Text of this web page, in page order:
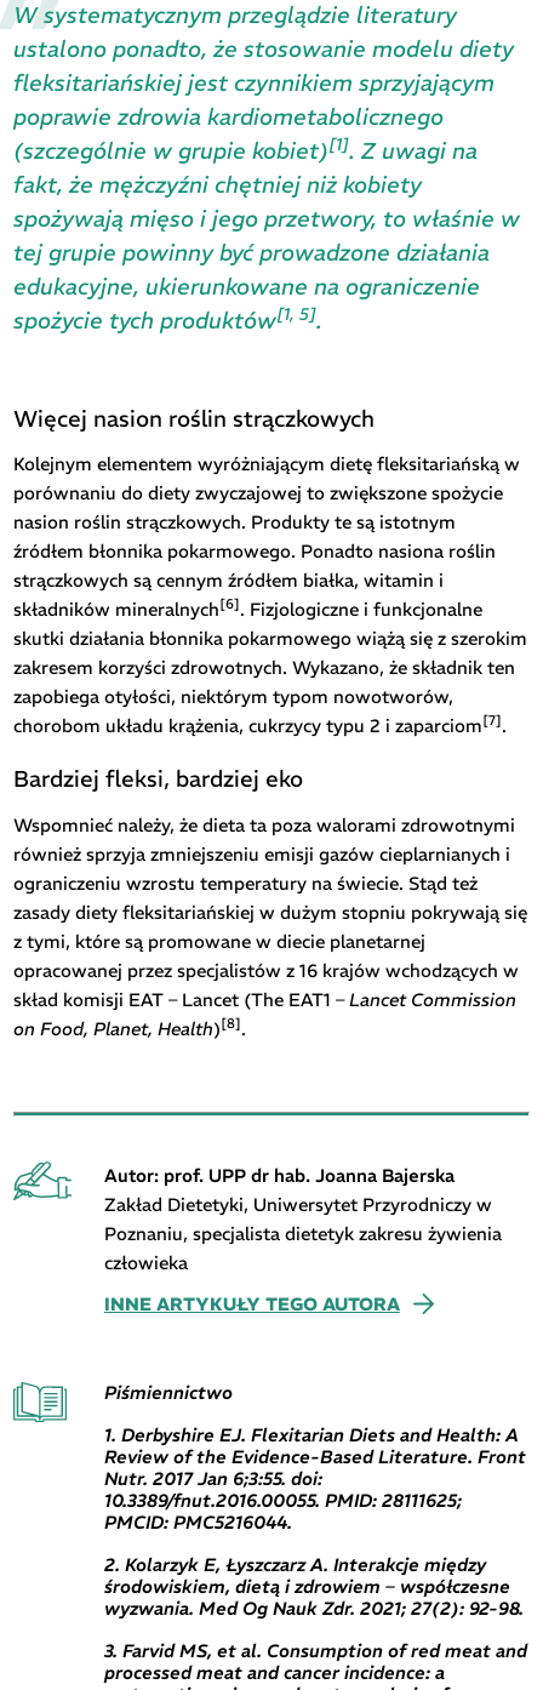
W systematycznym przeglądzie literatury
ustalono ponadto, że stosowanie modelu diety
fleksitariańskiej jest czynnikiem sprzyjającym
poprawie zdrowia kardiometabolicznego
(szczególnie w grupie kobiet)[1]. Z uwagi na
fakt, że mężczyźni chętniej niż kobiety
spożywają mięso i jego przetwory, to właśnie w
tej grupie powinny być prowadzone działania
edukacyjne, ukierunkowane na ograniczenie
spożycie tych produktów[1, 5].
Więcej nasion roślin strączkowych
Kolejnym elementem wyróżniającym dietę fleksitariańską w
porównaniu do diety zwyczajowej to zwiększone spożycie
nasion roślin strączkowych. Produkty te są istotnym
źródłem błonnika pokarmowego. Ponadto nasiona roślin
strączkowych są cennym źródłem białka, witamin i
składników mineralnych[6]. Fizjologiczne i funkcjonalne
skutki działania błonnika pokarmowego wiążą się z szerokim
zakresem korzyści zdrowotnych. Wykazano, że składnik ten
zapobiega otyłości, niektórym typom nowotworów,
chorobom układu krążenia, cukrzycy typu 2 i zaparciom[7].
Bardziej fleksi, bardziej eko
Wspomnieć należy, że dieta ta poza walorami zdrowotnymi
również sprzyja zmniejszeniu emisji gazów cieplarnianych i
ograniczeniu wzrostu temperatury na świecie. Stąd też
zasady diety fleksitariańskiej w dużym stopniu pokrywają się
z tymi, które są promowane w diecie planetarnej
opracowanej przez specjalistów z 16 krajów wchodzących w
skład komisji EAT – Lancet (The EAT1 –Lancet Commission
on Food, Planet, Health)[8].
Autor: prof. UPP dr hab. Joanna Bajerska
Zakład Dietetyki, Uniwersytet Przyrodniczy w
Poznaniu, specjalista dietetyk zakresu żywienia
człowieka
INNE ARTYKUŁY TEGO AUTORA
Piśmiennictwo
1. Derbyshire EJ. Flexitarian Diets and Health: A
Review of the Evidence-Based Literature. Front
Nutr. 2017 Jan 6;3:55. doi:
10.3389/fnut.2016.00055. PMID: 28111625;
PMCID: PMC5216044.
2. Kolarzyk E, Łyszczarz A. Interakcje między
środowiskiem, dietą i zdrowiem – współczesne
wyzwania. Med Og Nauk Zdr. 2021; 27(2): 92-98.
3. Farvid MS, et al. Consumption of red meat and
processed meat and cancer incidence: a